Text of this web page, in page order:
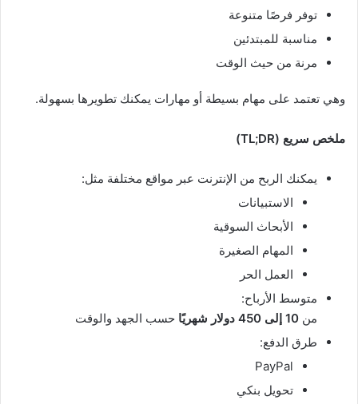
توفر فرصًا متنوعة
مناسبة للمبتدئين
مرنة من حيث الوقت
وهي تعتمد على مهام بسيطة أو مهارات يمكنك تطويرها بسهولة.
ملخص سريع (TL;DR)
يمكنك الربح من الإنترنت عبر مواقع مختلفة مثل:
الاستبيانات
الأبحاث السوقية
المهام الصغيرة
العمل الحر
متوسط الأرباح:
من 10 إلى 450 دولار شهريًا
حسب الجهد والوقت
طرق الدفع:
PayPal
تحويل بنكي